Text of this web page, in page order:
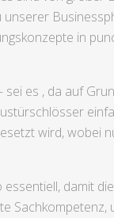
in
es , da auf
wird, wobei
damit